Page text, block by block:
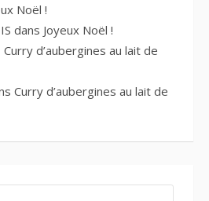
Noël !
dans Joyeux Noël !
Curry d’aubergines au lait de
Curry d’aubergines au lait de